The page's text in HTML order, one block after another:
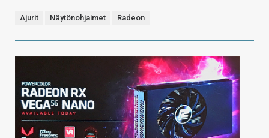
Ajurit Näytönohjaimet Radeon